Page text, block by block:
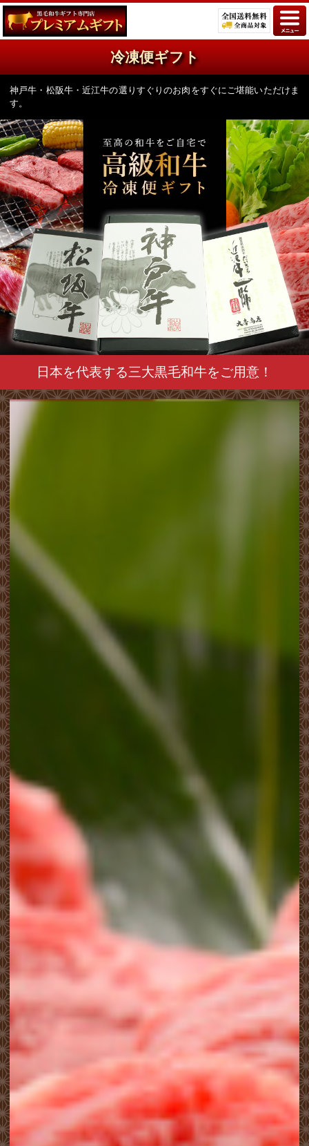
冷凍便ギフト
神戸牛・松阪牛・近江牛の選りすぐりのお肉をすぐにご堪能いただけま
す。
日本を代表する三大黒毛和牛をご用意！